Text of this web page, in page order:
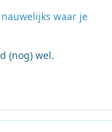
waar je
(nog) wel.